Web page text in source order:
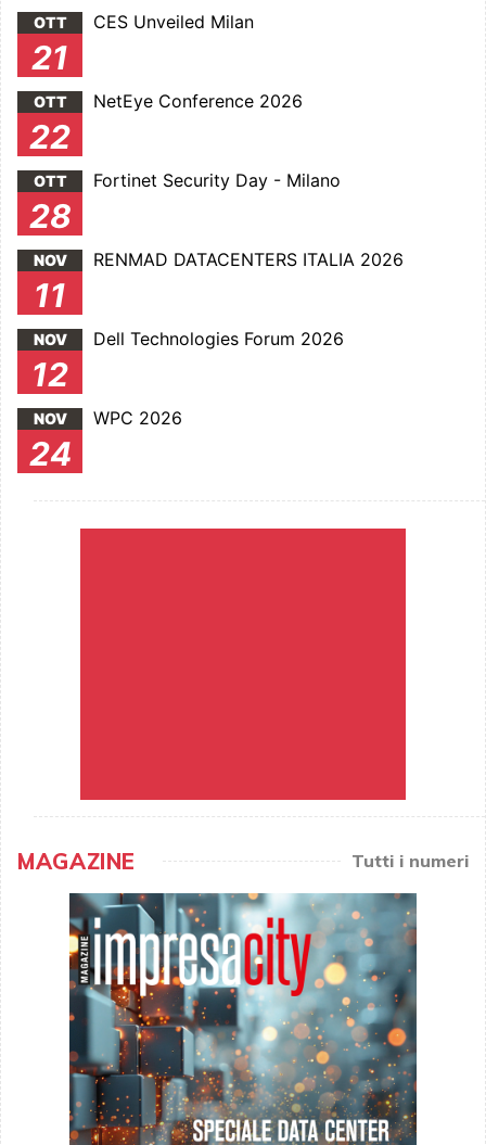
OTT
21
CES Unveiled Milan
OTT
22
NetEye Conference 2026
OTT
28
Fortinet Security Day - Milano
NOV
11
RENMAD DATACENTERS ITALIA 2026
NOV
12
Dell Technologies Forum 2026
NOV
24
WPC 2026
MAGAZINE Tutti i numeri